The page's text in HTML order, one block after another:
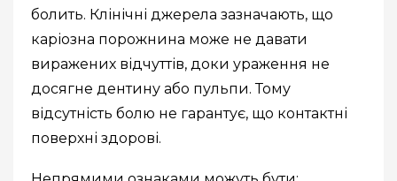
болить. Клінічні джерела зазначають, що
каріозна порожнина може не давати
виражених відчуттів, доки ураження не
досягне дентину або пульпи. Тому
відсутність болю не гарантує, що контактні
поверхні здорові.